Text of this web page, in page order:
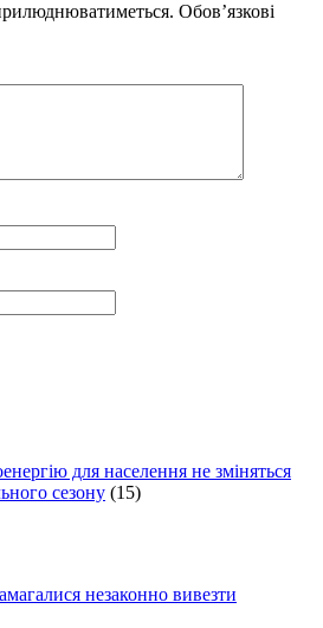
Обов’язкові
для населення не зміняться
сезону (15)
незаконно вивезти